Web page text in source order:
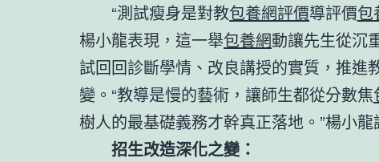
“測試瘦身是對教包養網評價導評價包
楊小龍表現，這一舉包養網動讓先生從沉
試回回診斷學情、改良講授的實質，推進
變。“教導是慢的藝術，讓師生都從分數焦
樹人的最基礎義務才幹真正落地。”楊小龍
招生改造深化之變：